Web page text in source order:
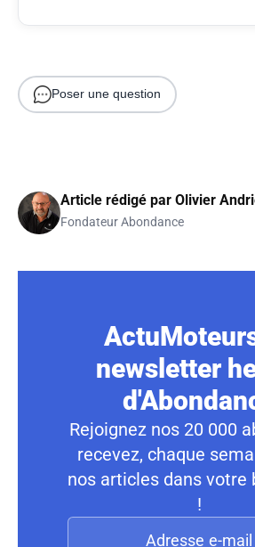
Poser une question
Article rédigé par Olivier
Fondateur Abondance
newsletter
Rejoignez nos 20 000
recevez, chaque
nos articles dans votre
!